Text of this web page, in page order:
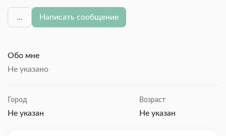
... Написать сообщение
Обо мне
Не указано
Город
Не указан
Возраст
Не указан